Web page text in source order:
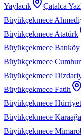
Yaylacık
Çatalca
Büyükçekmece
Büyükçekmece Atatürk
Büyükçekmece Batıköy
Büyükçekmece
Büyükçekmece
Büyükçekmece Fatih
Büyükçekmece Hürriyet
Büyükçekmece
Büyükçekmece